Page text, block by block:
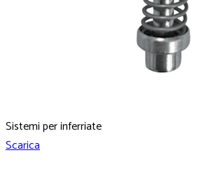
Sistemi per inferriate
Scarica